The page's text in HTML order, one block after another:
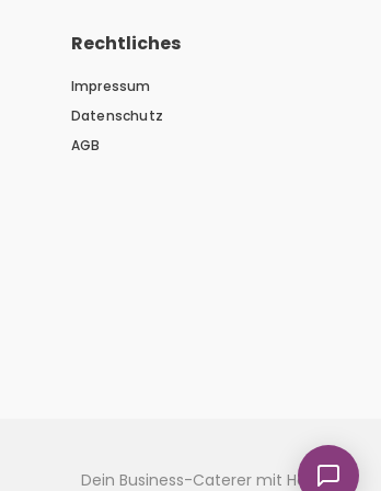
Rechtliches
Impressum
Datenschutz
AGB
Dein Business-Caterer mit Herz